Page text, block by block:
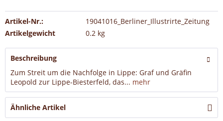
Artikel-Nr.:
19041016_Berliner_Illustrirte_Zeitung
Artikelgewicht
0.2 kg
Beschreibung
Zum Streit um die Nachfolge in Lippe: Graf und Gräfin
Leopold zur Lippe-Biesterfeld, das... mehr
Ähnliche Artikel